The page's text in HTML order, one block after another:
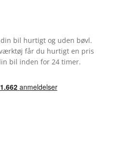
bil hurtigt og uden bøvl.
får du hurtigt en pris
bil inden for 24 timer.